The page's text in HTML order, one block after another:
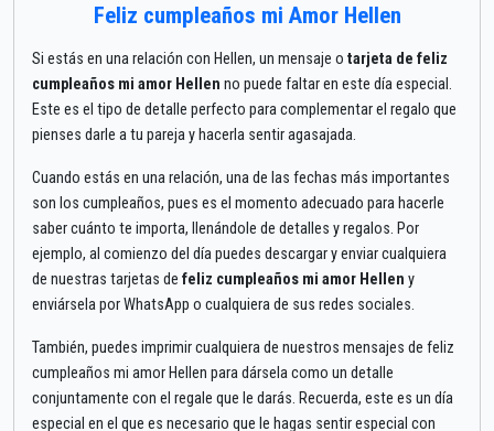
Feliz cumpleaños mi Amor Hellen
Si estás en una relación con Hellen, un mensaje o tarjeta de feliz
cumpleaños mi amor Hellen no puede faltar en este día especial.
Este es el tipo de detalle perfecto para complementar el regalo que
pienses darle a tu pareja y hacerla sentir agasajada.
Cuando estás en una relación, una de las fechas más importantes
son los cumpleaños, pues es el momento adecuado para hacerle
saber cuánto te importa, llenándole de detalles y regalos. Por
ejemplo, al comienzo del día puedes descargar y enviar cualquiera
de nuestras tarjetas de feliz cumpleaños mi amor Hellen y
enviársela por WhatsApp o cualquiera de sus redes sociales.
También, puedes imprimir cualquiera de nuestros mensajes de feliz
cumpleaños mi amor Hellen para dársela como un detalle
conjuntamente con el regale que le darás. Recuerda, este es un día
especial en el que es necesario que le hagas sentir especial con